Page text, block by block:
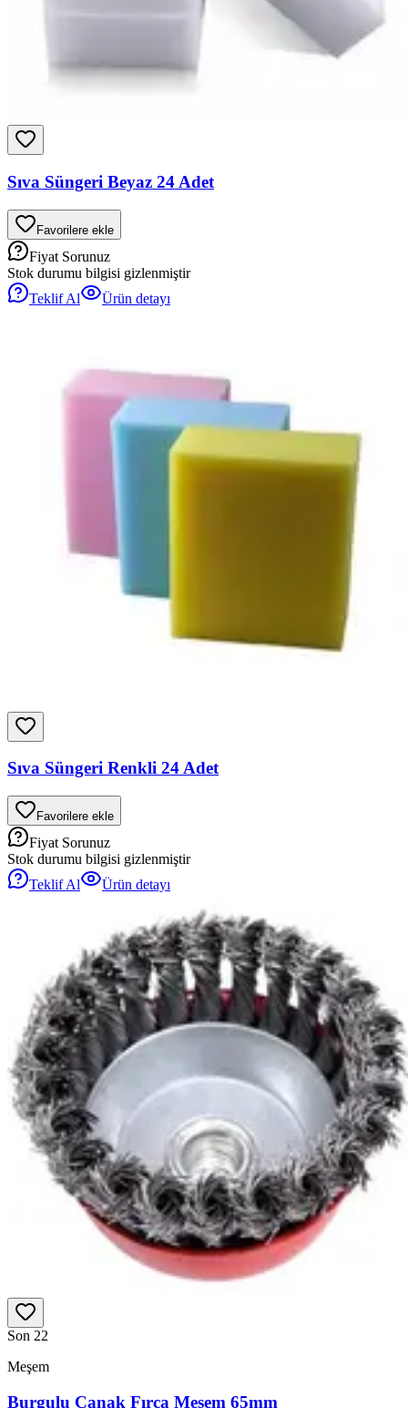
Sıva Süngeri Beyaz 24 Adet
Favorilere ekle
Fiyat Sorunuz
Stok durumu bilgisi gizlenmiştir
Teklif Al
Ürün detayı
Sıva Süngeri Renkli 24 Adet
Favorilere ekle
Fiyat Sorunuz
Stok durumu bilgisi gizlenmiştir
Teklif Al
Ürün detayı
Son 22
Meşem
Burgulu Çanak Fırça Meşem 65mm